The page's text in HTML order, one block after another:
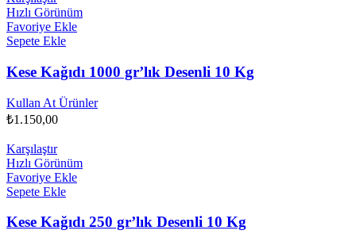
Hızlı Görünüm
Favoriye Ekle
Sepete Ekle
Kese Kağıdı 1000 gr’lık Desenli 10 Kg
Kullan At Ürünler
₺1.150,00
Karşılaştır
Hızlı Görünüm
Favoriye Ekle
Sepete Ekle
Kese Kağıdı 250 gr’lık Desenli 10 Kg